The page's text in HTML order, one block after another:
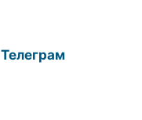
Телеграм